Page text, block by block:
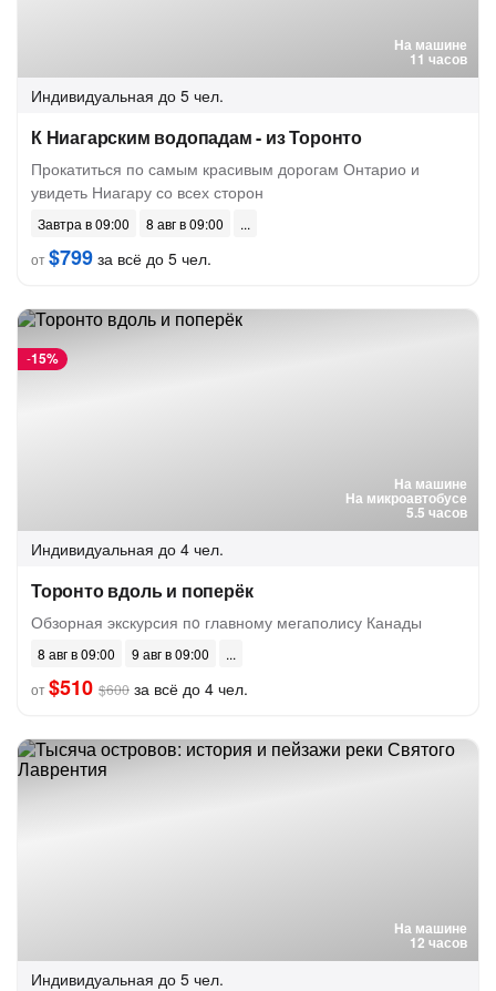
На машине
11 часов
Индивидуальная до 5 чел.
К Ниагарским водопадам - из Торонто
Прокатиться по самым красивым дорогам Онтарио и
увидеть Ниагару со всех сторон
Завтра в 09:00
8 авг в 09:00
от$799 за всё до 5 чел.
На машине
На микроавтобусе
5.5 часов
-15%
Индивидуальная до 4 чел.
Торонто вдоль и поперёк
Обзорная экскурсия пo главному мегаполису Канады
8 авг в 09:00
9 авг в 09:00
от$510 $600 за всё до 4 чел.
На машине
12 часов
Индивидуальная до 5 чел.